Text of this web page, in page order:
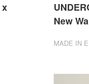
x
New
MADE IN